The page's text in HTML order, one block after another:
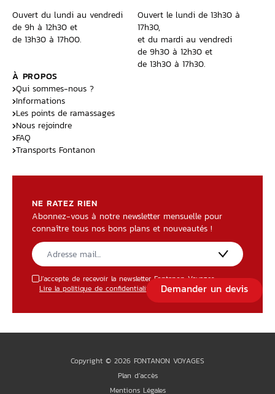
Demander un devis
Ouvert du lundi au vendredi
de 9h à 12h30 et
de 13h30 à 17h00.
Ouvert le lundi de 13h30 à
17h30,
et du mardi au vendredi
de 9h30 à 12h30 et
de 13h30 à 17h30.
À PROPOS
Qui sommes-nous ?
Informations
Les points de ramassages
Nous rejoindre
FAQ
Transports Fontanon
NE RATEZ RIEN
Abonnez-vous à notre newsletter mensuelle pour
connaître tous nos bons plans et nouveautés !
J’accepte de recevoir la newsletter Fontanon Voyages.
Lire la politique de confidentialité
Copyright © 2026 FONTANON VOYAGES
Plan d’accès
Mentions Légales